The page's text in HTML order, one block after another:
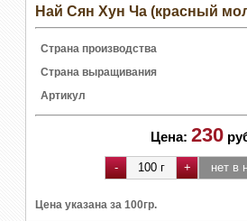
Най Сян Хун Ча (красный
Страна производства
Страна выращивания
Артикул
Цена: 230
Цена указана за 100гр.